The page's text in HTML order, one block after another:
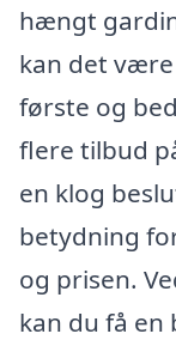
hængt
kan det
første og
flere tilbud
en klog
betydning
og prisen.
kan du få en